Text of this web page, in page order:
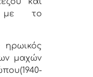
με το
μαχών